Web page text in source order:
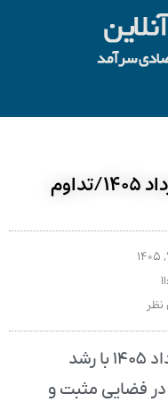
گزارش بازار سرمایه امروز ۱۲ خرداد ۱۴۰۵/تداوم
بورس تهران امروز سه‌شنبه ۱۲ خرداد ۱۴۰۵ با رشد
فضایی مثبت و